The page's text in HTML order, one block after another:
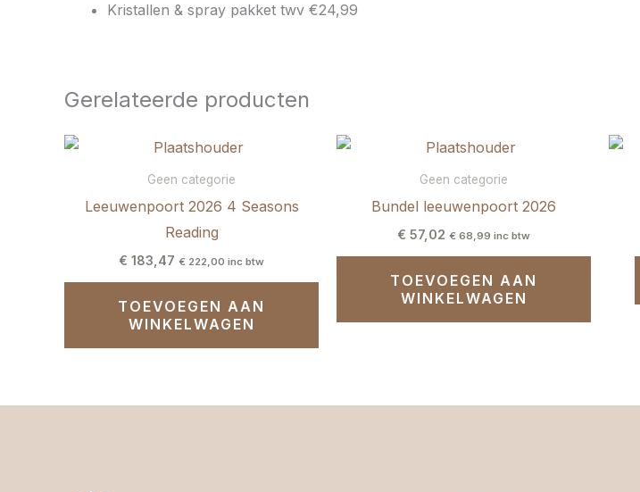
Kristallen & spray pakket twv €24,99
Gerelateerde producten
Geen categorie
Leeuwenpoort 2026 4 Seasons
Reading
€ 183,47 € 222,00 inc btw
TOEVOEGEN AAN
WINKELWAGEN
Geen categorie
Bundel leeuwenpoort 2026
€ 57,02 € 68,99 inc btw
TOEVOEGEN AAN
WINKELWAGEN